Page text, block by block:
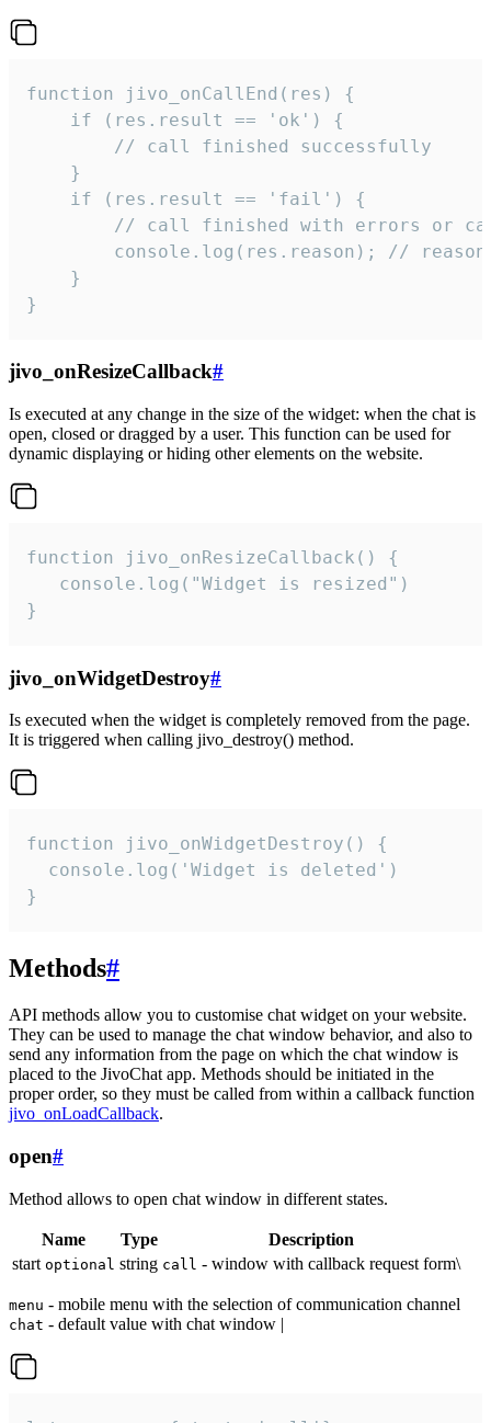
function jivo_onCallEnd(res) {
    if (res.result == 'ok') {
        // call finished successfully
    }
    if (res.result == 'fail') {
// call finished with errors or
console.log(res.reason); //
    }
}
jivo_onResizeCallback#
Is executed at any change in the size of the widget: when the chat is
open, closed or dragged by a user. This function can be used for
dynamic displaying or hiding other elements on the website.
function jivo_onResizeCallback() {
   console.log("Widget is resized")
}
jivo_onWidgetDestroy#
Is executed when the widget is completely removed from the page.
It is triggered when calling jivo_destroy() method.
function jivo_onWidgetDestroy() {
  console.log('Widget is deleted')
}
Methods#
API methods allow you to customise chat widget on your website.
They can be used to manage the chat window behavior, and also to
send any information from the page on which the chat window is
placed to the JivoChat app. Methods should be initiated in the
proper order, so they must be called from within a callback function
jivo_onLoadCallback.
open#
Method allows to open chat window in different states.
Name Type
Description
start optional string call - window with callback request form\
menu - mobile menu with the selection of communication channel
chat - default value with chat window |